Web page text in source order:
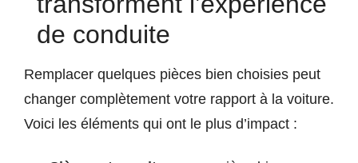
de conduite
Remplacer quelques pièces bien choisies peut
changer complètement votre rapport à la voiture.
Voici les éléments qui ont le plus d’impact :